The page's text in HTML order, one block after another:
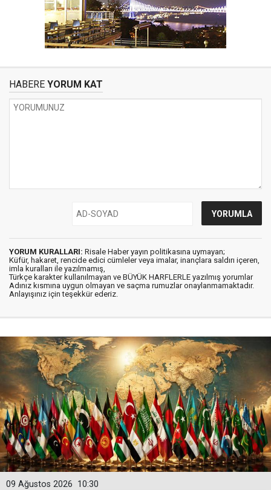
HABERE YORUM KAT
YORUM KURALLARI: Risale Haber yayın politikasına uymayan;
Küfür, hakaret, rencide edici cümleler veya imalar, inançlara saldırı içeren,
imla kuralları ile yazılmamış,
Türkçe karakter kullanılmayan ve BÜYÜK HARFLERLE yazılmış yorumlar
Adınız kısmına uygun olmayan ve saçma rumuzlar onaylanmamaktadır.
Anlayışınız için teşekkür ederiz.
10:30
09 Ağustos 2026